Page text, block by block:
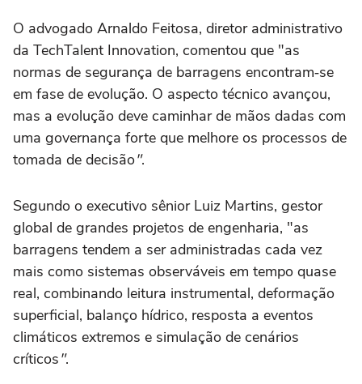
O advogado Arnaldo Feitosa, diretor administrativo
da TechTalent Innovation, comentou que "as
normas de segurança de barragens encontram‑se
em fase de evolução. O aspecto técnico avançou,
mas a evolução deve caminhar de mãos dadas com
uma governança forte que melhore os processos de
tomada de decisão".
Segundo o executivo sênior Luiz Martins, gestor
global de grandes projetos de engenharia, "as
barragens tendem a ser administradas cada vez
mais como sistemas observáveis em tempo quase
real, combinando leitura instrumental, deformação
superficial, balanço hídrico, resposta a eventos
climáticos extremos e simulação de cenários
críticos".